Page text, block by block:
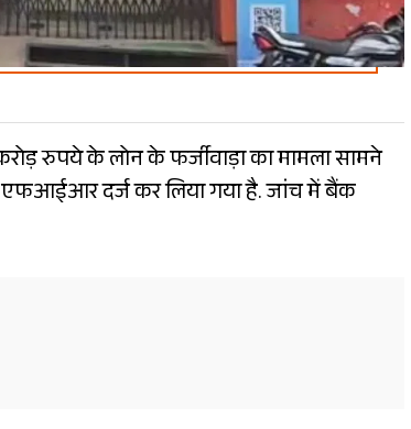
रुपये के लोन के फर्जीवाड़ा का मामला सामने
दर्ज कर लिया गया है. जांच में बैंक